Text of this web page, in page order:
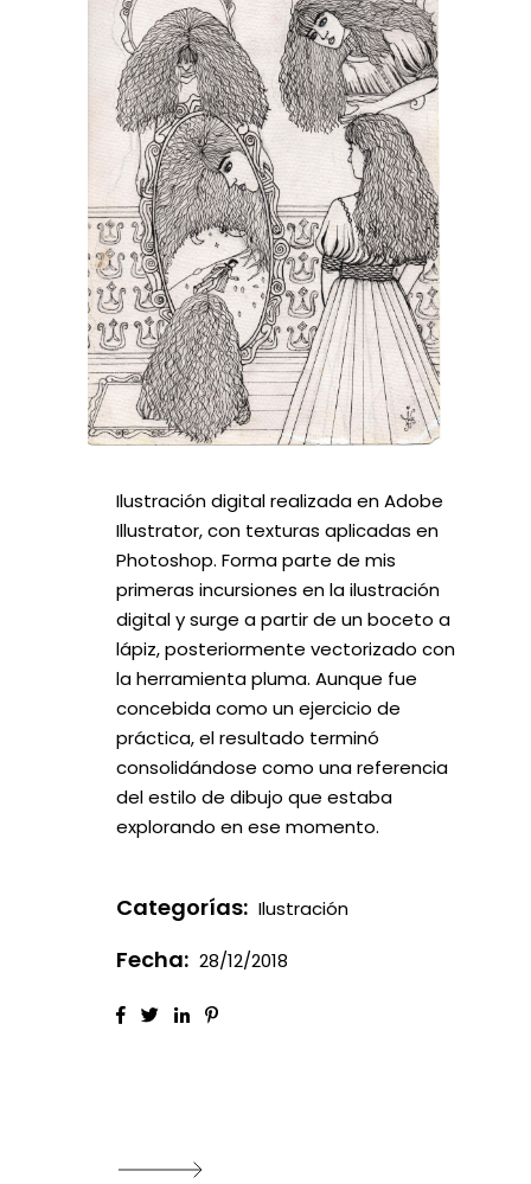
Ilustración digital realizada en Adobe
Illustrator, con texturas aplicadas en
Photoshop. Forma parte de mis
primeras incursiones en la ilustración
digital y surge a partir de un boceto a
lápiz, posteriormente vectorizado con
la herramienta pluma. Aunque fue
concebida como un ejercicio de
práctica, el resultado terminó
consolidándose como una referencia
del estilo de dibujo que estaba
explorando en ese momento.
Categorías: Ilustración
Fecha: 28/12/2018